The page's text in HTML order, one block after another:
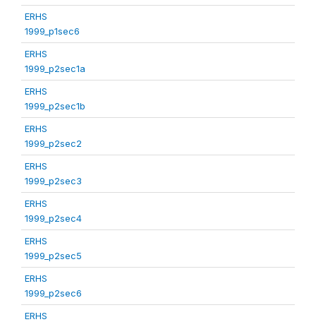
ERHS
1999_p1sec6
ERHS
1999_p2sec1a
ERHS
1999_p2sec1b
ERHS
1999_p2sec2
ERHS
1999_p2sec3
ERHS
1999_p2sec4
ERHS
1999_p2sec5
ERHS
1999_p2sec6
ERHS